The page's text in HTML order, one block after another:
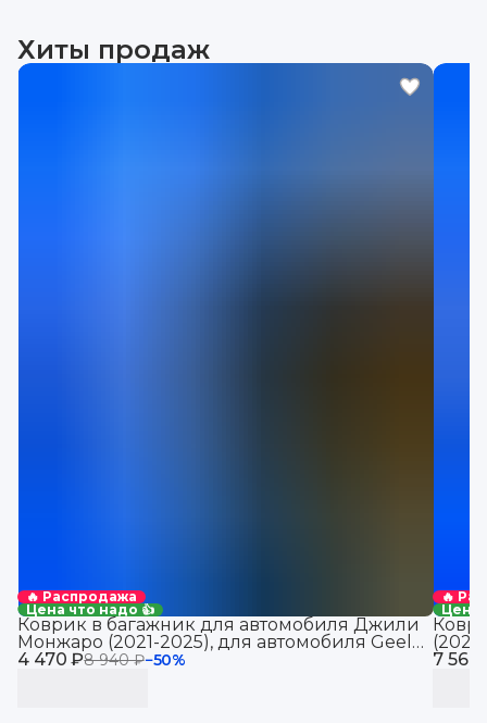
Хиты продаж
🔥 Распродажа
Цена что надо 👍
4 470 ₽8 940 ₽−50%
Коврик в багажник для автомобиля Джили
Монжаро (2021-2025), для автомобиля Geely
Monjaro, EVA 3D
🔥
Цена
7 560